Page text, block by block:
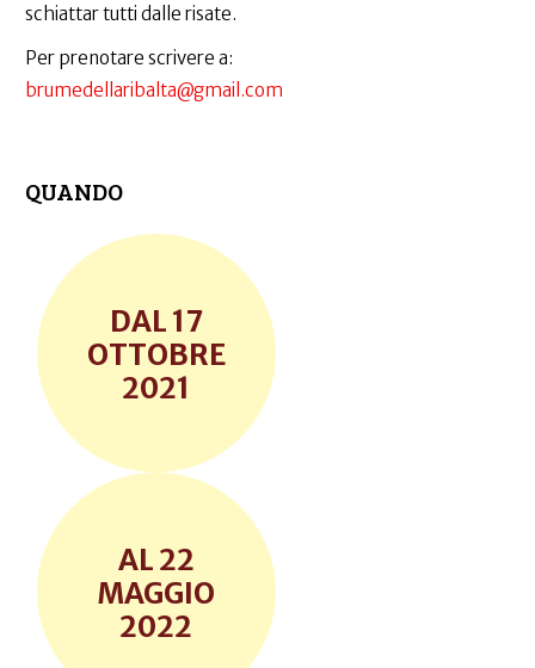
schiattar tutti dalle risate.
Per prenotare scrivere a:
brumedellaribalta@gmail.com
QUANDO
17
OTTOBRE
2021
22
MAGGIO
2022